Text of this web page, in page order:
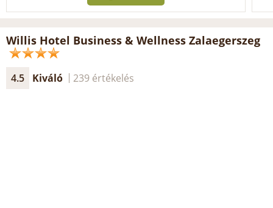
Willis Hotel Business & Wellness Zalaegerszeg
4.5 Kiváló 239 értékelés